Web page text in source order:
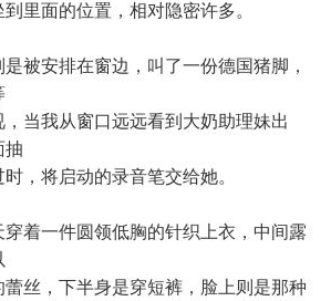
里面的位置，相对隐密许多。
安排在窗边，叫了一份德国猪脚，
当我从窗口远远看到大奶助理妹出
抽
，将启动的录音笔交给她。
一件圆领低胸的针织上衣，中间露
丝，下半身是穿短裤，脸上则是那种